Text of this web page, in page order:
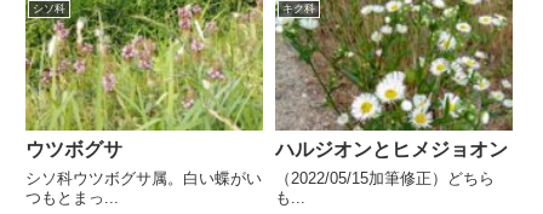
シソ科
ウツボグサ
シソ科ウツボグサ属。白い蝶がい
つもとまっ...
キク科
ハルジオンとヒメジョオン
（2022/05/15加筆修正）どちら
も...